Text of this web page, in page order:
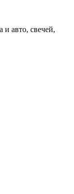
и авто, свечей,